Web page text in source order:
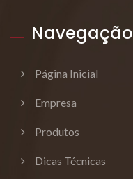
Navegação
Página Inicial
Empresa
Produtos
Dicas Técnicas